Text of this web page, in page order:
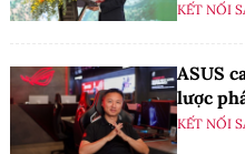
KẾT NỐI
ASUS
lược
KẾT NỐI